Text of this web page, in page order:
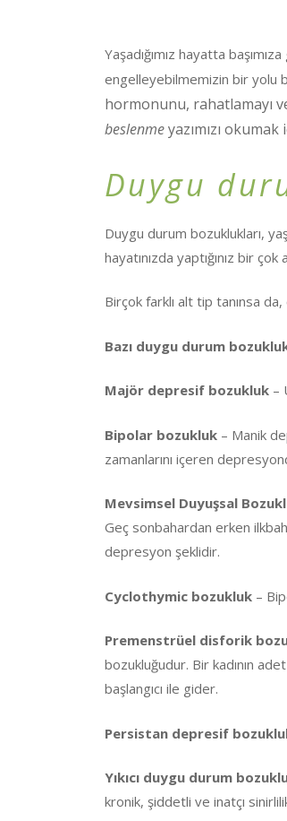
Yaşadığımız hayatta
engelleyebilmemizin bir yolu
hormonunu, rahatlamayı
beslenmeyazımızı
Duygu
Duygu durum bozuklukları,
hayatınızda yaptığınız bir
Birçok farklı alt tip tanınsa
Bazı duygu durum
Majör depresif bozukluk –
Bipolar bozukluk – Manik
zamanlarını içeren
Mevsimsel Duyuşsal
Geç sonbahardan erken
depresyon şeklidir.
Cyclothymic bozukluk –
Premenstrüel disforik
bozukluğudur. Bir kadının
başlangıcı ile gider.
Persistan depresif
Yıkıcı duygu durum
kronik, şiddetli ve inatçı